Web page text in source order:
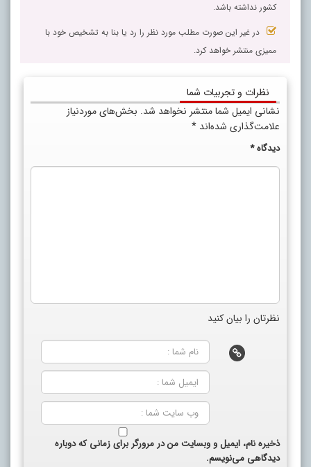
کشور نداشته باشد.
در غیر این صورت مطلب مورد نظر را رد یا بنا به تشخیص خود با
ممیزی منتشر خواهد کرد.
نظرات و تجربیات شما
نشانی ایمیل شما منتشر نخواهد شد. بخش‌های موردنیاز
علامت‌گذاری شده‌اند *
دیدگاه*
نظرتان را بیان کنید
ذخیره نام، ایمیل و وبسایت من در مرورگر برای زمانی که دوباره
دیدگاهی می‌نویسم.